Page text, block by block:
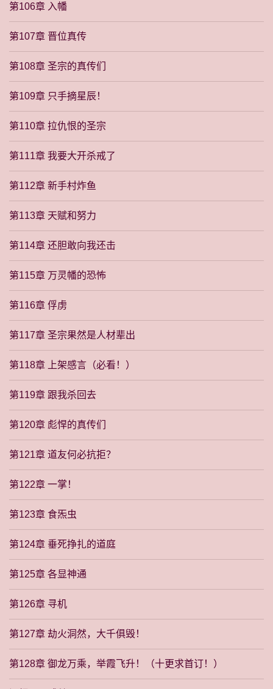
第106章 入幡
第107章 晋位真传
第108章 圣宗的真传们
第109章 只手摘星辰！
第110章 拉仇恨的圣宗
第111章 我要大开杀戒了
第112章 新手村炸鱼
第113章 天赋和努力
第114章 还胆敢向我还击
第115章 万灵幡的恐怖
第116章 俘虏
第117章 圣宗果然是人材辈出
第118章 上架感言（必看！）
第119章 跟我杀回去
第120章 彪悍的真传们
第121章 道友何必抗拒？
第122章 一掌！
第123章 食炁虫
第124章 垂死挣扎的道庭
第125章 各显神通
第126章 寻机
第127章 劫火洞然，大千俱毁！
第128章 御龙万乘，举霞飞升！（十更求首订！）